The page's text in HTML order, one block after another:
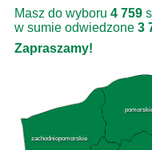
Masz do wyboru 4 759
w sumie odwiedzone 3
Zapraszamy!
zachodniopomorskie